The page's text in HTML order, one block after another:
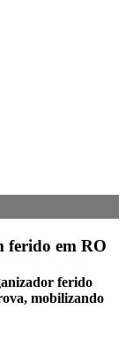
ferido em RO
ferido
mobilizando